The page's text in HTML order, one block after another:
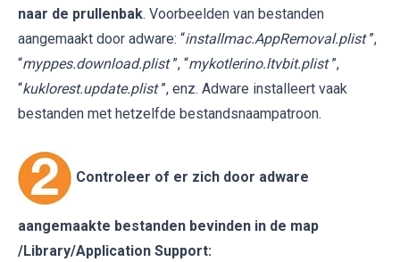
naar de prullenbak. Voorbeelden van bestanden
aangemaakt door adware: “installmac.AppRemoval.plist ”,
“myppes.download.plist ”, “mykotlerino.ltvbit.plist ”,
“kuklorest.update.plist ”, enz. Adware installeert vaak
bestanden met hetzelfde bestandsnaampatroon.
Controleer of er zich door adware
aangemaakte bestanden bevinden in de map
/Library/Application Support: